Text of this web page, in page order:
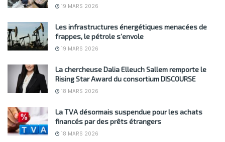
19 MARS 2026
Les infrastructures énergétiques menacées de
frappes, le pétrole s’envole
19 MARS 2026
La chercheuse Dalia Elleuch Sallem remporte le
Rising Star Award du consortium DISCOURSE
18 MARS 2026
La TVA désormais suspendue pour les achats
financés par des prêts étrangers
18 MARS 2026